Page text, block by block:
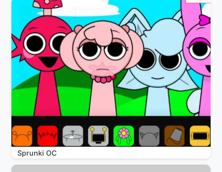
Sprunki OC